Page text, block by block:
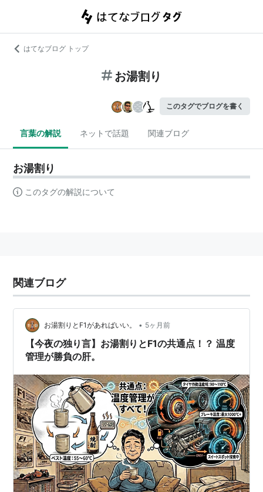
はてなブログ トップ
お湯割り
このタグでブログを書く
言葉の解説 ネットで話題 関連ブログ
お湯割り
このタグの解説について
関連ブログ
お湯割りとF1があればいい。 • 5ヶ月前
【今夜の独り言】お湯割りとF1の共通点！？ 温度
管理が勝負の肝。